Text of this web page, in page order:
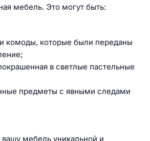
мебель. Это могут быть:
комоды, которые были переданы
в светлые пастельные
предметы с явными следами
мебель уникальной и